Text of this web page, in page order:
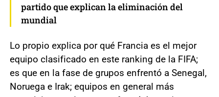
partido que explican la eliminación del
mundial
Lo propio explica por qué Francia es el mejor
equipo clasificado en este ranking de la FIFA;
es que en la fase de grupos enfrentó a Senegal,
Noruega e Irak; equipos en general más